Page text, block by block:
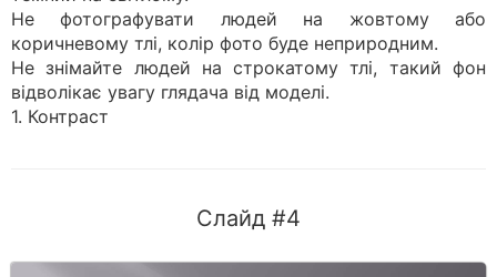
Не фотографувати людей на жовтому або
коричневому тлі, колір фото буде неприродним.
Не знімайте людей на строкатому тлі, такий фон
відволікає увагу глядача від моделі.
1. Контраст
Слайд #4